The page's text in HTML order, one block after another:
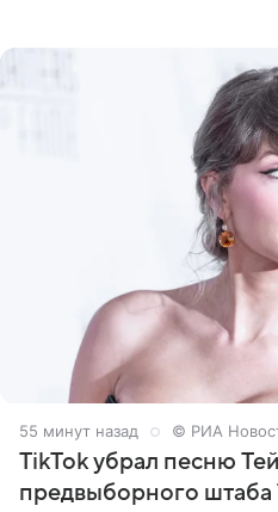
55 минут назад © РИА
TikTok убрал песню
предвыборного штаба